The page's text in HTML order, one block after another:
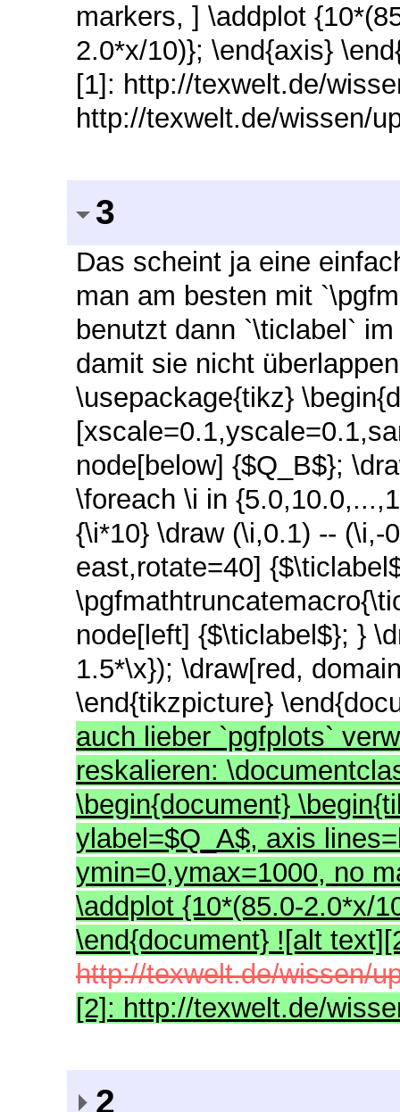
markers, ] \addplot
2.0*x/10)}; \end{axis}
[1]: http://texwelt.de/
http://texwelt.de/wissen/
3
Das scheint ja eine
man am besten mit
benutzt dann `\ticlabel`
damit sie nicht
\usepackage{tikz}
node[below] {$Q_B$};
\foreach \i in
{\i*10} \draw (\i,0.1) -- (\i,-
east,rotate=40]
node[left] {$\ticlabel$}; }
1.5*\x}); \draw[red,
\end{tikzpicture}
auch lieber `pgfplots`
reskalieren:
\begin{document}
ylabel=$Q_A$, axis
ymin=0,ymax=1000, no
\addplot {10*(85.0-2.0*x/
\end{document} ![alt
http://texwelt.de/wissen/
[2]: http://texwelt.de/
2